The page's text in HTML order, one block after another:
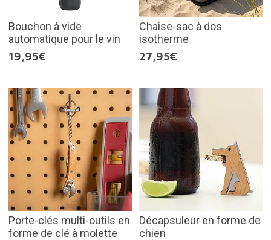
Bouchon à vide
automatique pour le vin
19,95€
Chaise-sac à dos
isotherme
27,95€
Porte-clés multi-outils en
forme de clé à molette
Décapsuleur en forme de
chien